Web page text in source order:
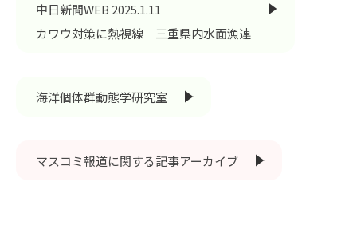
学部概要
教育（学部・大学院等）
中日新聞WEB 2025.1.11
カワウ対策に熱視線 三重県内水面漁連
海洋個体群動態学研究室
マスコミ報道に関する記事アーカイブ